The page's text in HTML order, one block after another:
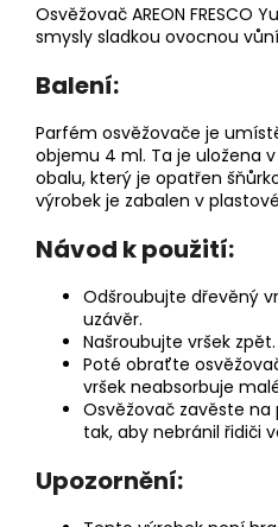
Osvěžovač AREON FRESCO
smysly sladkou ovocnou
Balení:
Parfém osvěžovače je
objemu 4 ml. Ta je uložena
obalu, který je opatřen
výrobek je zabalen v
Návod k použití:
Odšroubujte dřevěný
uzávěr.
Našroubujte vršek zpět.
Poté obraťte
vršek neabsorbuje
Osvěžovač zavěste
tak, aby nebránil řidiči
Upozornění: